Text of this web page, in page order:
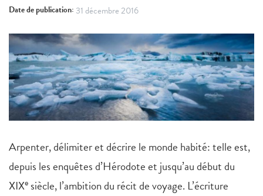
Date de publication: 31 décembre 2016
Arpenter, délimiter et décrire le monde habité: telle est,
depuis les enquêtes d’Hérodote et jusqu’au début du
XIXe siècle, l’ambition du récit de voyage. L’écriture